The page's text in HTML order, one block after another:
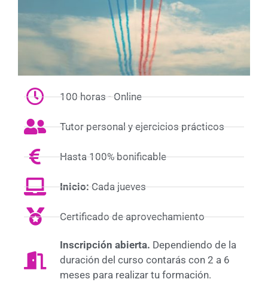
100 horas - Online
Tutor personal y ejercicios prácticos
Hasta 100% bonificable
Inicio:Cada jueves
Certificado de aprovechamiento
Inscripción abierta. Dependiendo de la
duración del curso contarás con 2 a 6
meses para realizar tu formación.